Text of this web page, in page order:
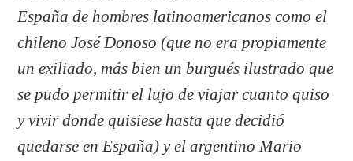
España de hombres latinoamericanos como el
chileno José Donoso (que no era propiamente
un exiliado, más bien un burgués ilustrado que
se pudo permitir el lujo de viajar cuanto quiso
y vivir donde quisiese hasta que decidió
quedarse en España) y el argentino Mario